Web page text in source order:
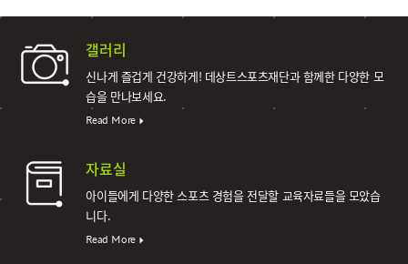
갤러리
신나게 즐겁게 건강하게! 데상트스포츠재단과 함께한 다양한 모
습을 만나보세요.
Read More
자료실
아이들에게 다양한 스포츠 경험을 전달할 교육자료들을 모았습
니다.
Read More